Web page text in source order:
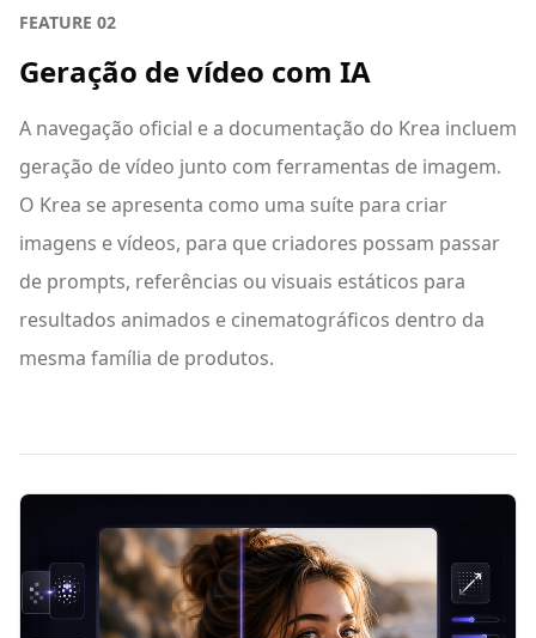
FEATURE 02
Geração de vídeo com IA
A navegação oficial e a documentação do Krea incluem
geração de vídeo junto com ferramentas de imagem.
O Krea se apresenta como uma suíte para criar
imagens e vídeos, para que criadores possam passar
de prompts, referências ou visuais estáticos para
resultados animados e cinematográficos dentro da
mesma família de produtos.